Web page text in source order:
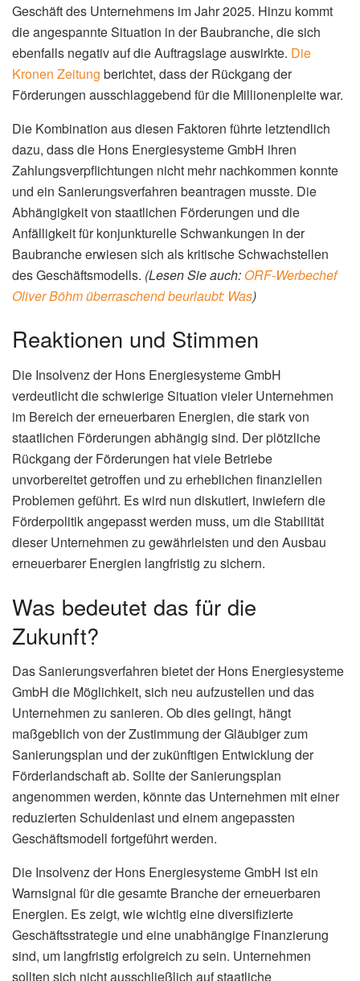
Geschäft des Unternehmens im Jahr 2025. Hinzu kommt
die angespannte Situation in der Baubranche, die sich
ebenfalls negativ auf die Auftragslage auswirkte. Die
Kronen Zeitung berichtet, dass der Rückgang der
Förderungen ausschlaggebend für die Millionenpleite war.
Die Kombination aus diesen Faktoren führte letztendlich
dazu, dass die Hons Energiesysteme GmbH ihren
Zahlungsverpflichtungen nicht mehr nachkommen konnte
und ein Sanierungsverfahren beantragen musste. Die
Abhängigkeit von staatlichen Förderungen und die
Anfälligkeit für konjunkturelle Schwankungen in der
Baubranche erwiesen sich als kritische Schwachstellen
des Geschäftsmodells. (Lesen Sie auch: ORF-Werbechef
Oliver Böhm überraschend beurlaubt: Was)
Reaktionen und Stimmen
Die Insolvenz der Hons Energiesysteme GmbH
verdeutlicht die schwierige Situation vieler Unternehmen
im Bereich der erneuerbaren Energien, die stark von
staatlichen Förderungen abhängig sind. Der plötzliche
Rückgang der Förderungen hat viele Betriebe
unvorbereitet getroffen und zu erheblichen finanziellen
Problemen geführt. Es wird nun diskutiert, inwiefern die
Förderpolitik angepasst werden muss, um die Stabilität
dieser Unternehmen zu gewährleisten und den Ausbau
erneuerbarer Energien langfristig zu sichern.
Was bedeutet das für die
Zukunft?
Das Sanierungsverfahren bietet der Hons Energiesysteme
GmbH die Möglichkeit, sich neu aufzustellen und das
Unternehmen zu sanieren. Ob dies gelingt, hängt
maßgeblich von der Zustimmung der Gläubiger zum
Sanierungsplan und der zukünftigen Entwicklung der
Förderlandschaft ab. Sollte der Sanierungsplan
angenommen werden, könnte das Unternehmen mit einer
reduzierten Schuldenlast und einem angepassten
Geschäftsmodell fortgeführt werden.
Die Insolvenz der Hons Energiesysteme GmbH ist ein
Warnsignal für die gesamte Branche der erneuerbaren
Energien. Es zeigt, wie wichtig eine diversifizierte
Geschäftsstrategie und eine unabhängige Finanzierung
sind, um langfristig erfolgreich zu sein. Unternehmen
sollten sich nicht ausschließlich auf staatliche